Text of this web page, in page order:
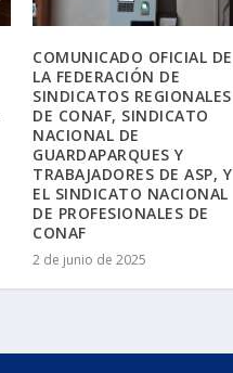
COMUNICADO OFICIAL DE
LA FEDERACIÓN DE
SINDICATOS REGIONALES
DE CONAF, SINDICATO
NACIONAL DE
GUARDAPARQUES Y
TRABAJADORES DE ASP, Y
EL SINDICATO NACIONAL
DE PROFESIONALES DE
CONAF
2 de junio de 2025